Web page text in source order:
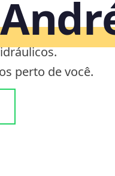
perto de você.